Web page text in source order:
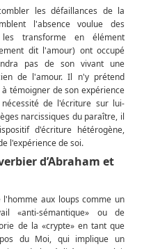
les défaillances de la
l'absence voulue des
transforme en élément
dit l'amour) ont occupé
pas de son vivant une
de l'amour. Il n'y prétend
témoigner de son expérience
de l'écriture sur lui-
narcissiques du paraître, il
d'écriture hétérogène,
l'expérience de soi.
d’Abraham et
aux loups comme un
«anti-sémantique» ou de
de la «crypte» en tant que
du Moi, qui implique un